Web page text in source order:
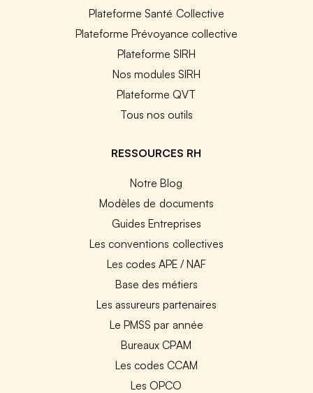
Plateforme Santé Collective
Plateforme Prévoyance collective
Plateforme SIRH
Nos modules SIRH
Plateforme QVT
Tous nos outils
RESSOURCES RH
Notre Blog
Modèles de documents
Guides Entreprises
Les conventions collectives
Les codes APE / NAF
Base des métiers
Les assureurs partenaires
Le PMSS par année
Bureaux CPAM
Les codes CCAM
Les OPCO